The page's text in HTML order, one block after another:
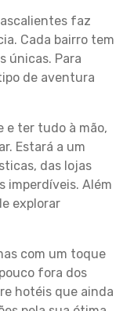
faz
Cada bairro tem
únicas. Para
de aventura
e ter tudo à mão,
Estará a um
das lojas
imperdíveis. Além
explorar
com um toque
fora dos
hotéis que ainda